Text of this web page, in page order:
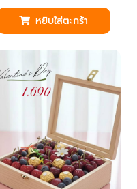
หยิบใส่ตะกร้า